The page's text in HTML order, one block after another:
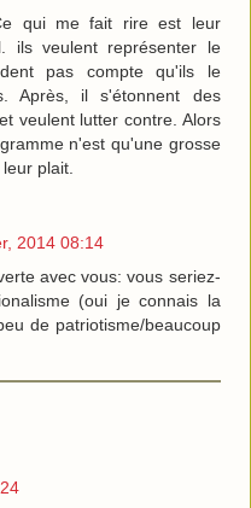
qui me fait rire est leur
ils veulent représenter le
pas compte qu'ils le
Après, il s'étonnent des
veulent lutter contre. Alors
n'est qu'une grosse
plait.
2014 08:14
avec vous: vous seriez-
(oui je connais la
de patriotisme/beaucoup